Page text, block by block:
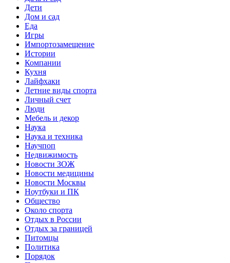
Дети
Дом и сад
Еда
Игры
Импортозамещение
Истории
Компании
Кухня
Лайфхаки
Летние виды спорта
Личный счет
Люди
Мебель и декор
Наука
Наука и техника
Научпоп
Недвижимость
Новости ЗОЖ
Новости медицины
Новости Москвы
Ноутбуки и ПК
Общество
Около спорта
Отдых в России
Отдых за границей
Питомцы
Политика
Порядок